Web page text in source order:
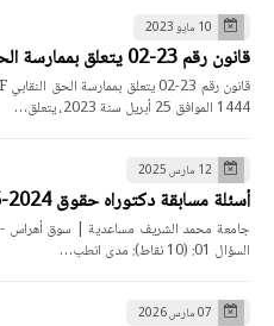
10 مايو 2023
قانون رقم 23-02 يتعلق بممارسة الحق النقابي PDF
1444 الموافق 25 أبريل سنة 2023، يتعلق…
12 مارس 2025
أسئلة مسابقة دكتوراه حقوق 2024-2025
جامعة محمد الشريف مساعدية | سوق أهراس -
السؤال 01: (10 نقاط): مدى انطب…
07 مارس 2026